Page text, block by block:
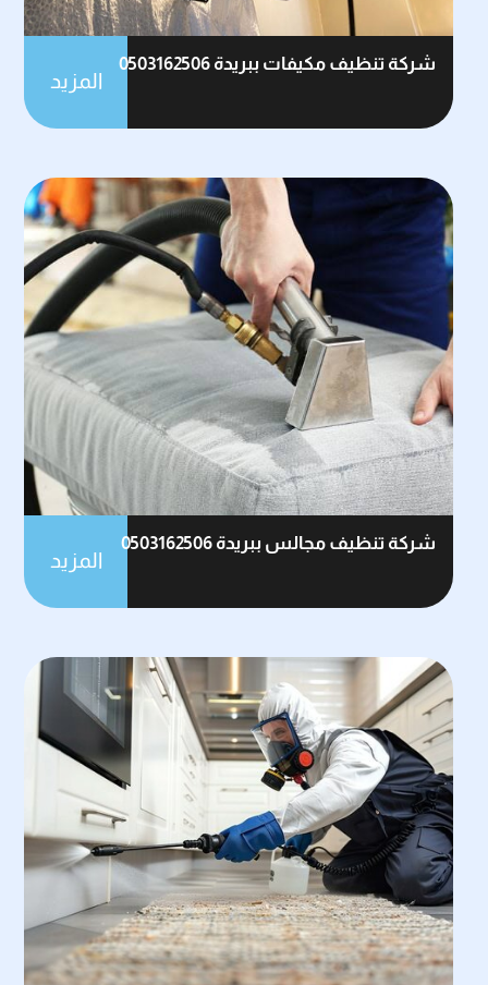
شركة تنظيف مكيفات ببريدة 0503162506
المزيد
شركة تنظيف مجالس ببريدة 0503162506
المزيد